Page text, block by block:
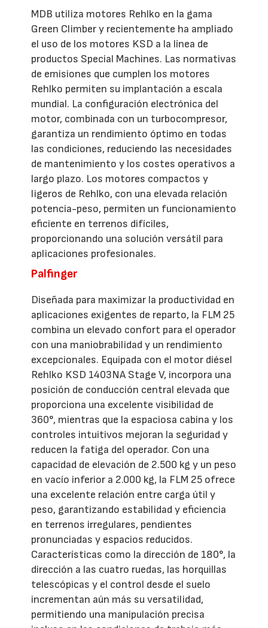
MDB utiliza motores Rehlko en la gama
Green Climber y recientemente ha ampliado
el uso de los motores KSD a la línea de
productos Special Machines. Las normativas
de emisiones que cumplen los motores
Rehlko permiten su implantación a escala
mundial. La configuración electrónica del
motor, combinada con un turbocompresor,
garantiza un rendimiento óptimo en todas
las condiciones, reduciendo las necesidades
de mantenimiento y los costes operativos a
largo plazo. Los motores compactos y
ligeros de Rehlko, con una elevada relación
potencia-peso, permiten un funcionamiento
eficiente en terrenos difíciles,
proporcionando una solución versátil para
aplicaciones profesionales.
Palfinger
Diseñada para maximizar la productividad en
aplicaciones exigentes de reparto, la FLM 25
combina un elevado confort para el operador
con una maniobrabilidad y un rendimiento
excepcionales. Equipada con el motor diésel
Rehlko KSD 1403NA Stage V, incorpora una
posición de conducción central elevada que
proporciona una excelente visibilidad de
360°, mientras que la espaciosa cabina y los
controles intuitivos mejoran la seguridad y
reducen la fatiga del operador. Con una
capacidad de elevación de 2.500 kg y un peso
en vacío inferior a 2.000 kg, la FLM 25 ofrece
una excelente relación entre carga útil y
peso, garantizando estabilidad y eficiencia
en terrenos irregulares, pendientes
pronunciadas y espacios reducidos.
Características como la dirección de 180°, la
dirección a las cuatro ruedas, las horquillas
telescópicas y el control desde el suelo
incrementan aún más su versatilidad,
permitiendo una manipulación precisa